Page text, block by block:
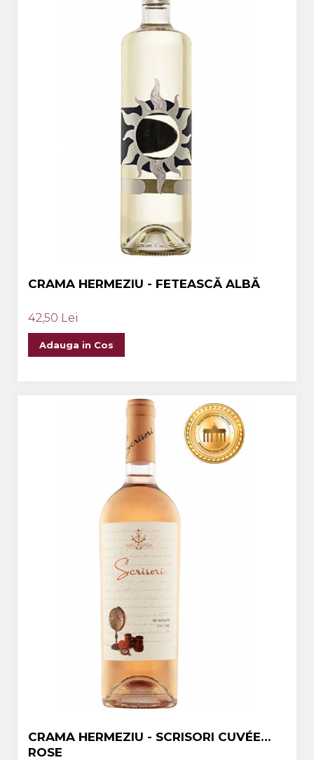
CRAMA HERMEZIU - FETEASCĂ ALBĂ
42,50 Lei
Adauga in Cos
CRAMA HERMEZIU - SCRISORI CUVÉE
ROSE